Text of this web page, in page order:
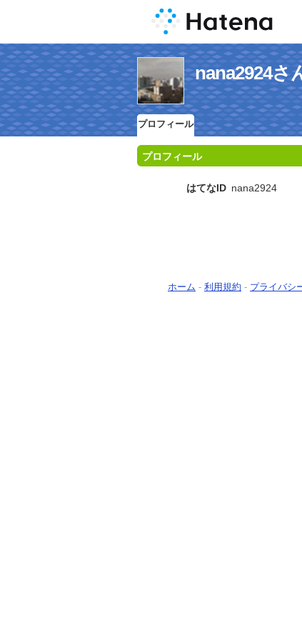
nana2924さ
プロフィール
プロフィール
はてなID nana2924
ホーム - 利用規約 - プライバシ